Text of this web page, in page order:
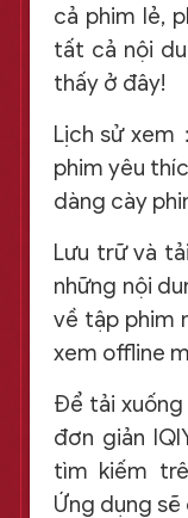
cả phim lẻ,
tất cả nội
thấy ở đây!
Lịch sử xem
phim yêu
dàng cày
Lưu trữ và
những nội
về tập phim
xem offline
Để tải xuống
đơn giản
tìm kiếm
Ứng dụng